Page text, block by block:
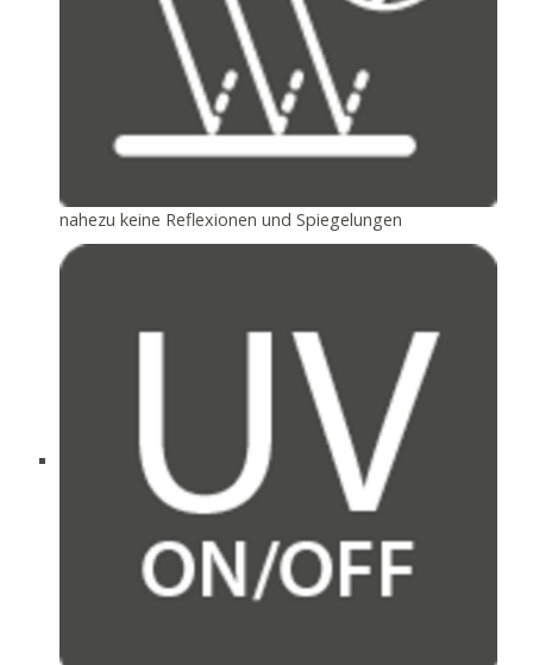
nahezu keine Reflexionen und Spiegelungen